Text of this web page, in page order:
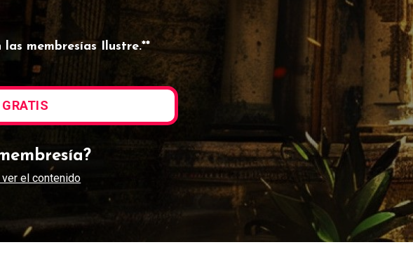
membresías Ilustre.**
GRATIS
ver el contenido